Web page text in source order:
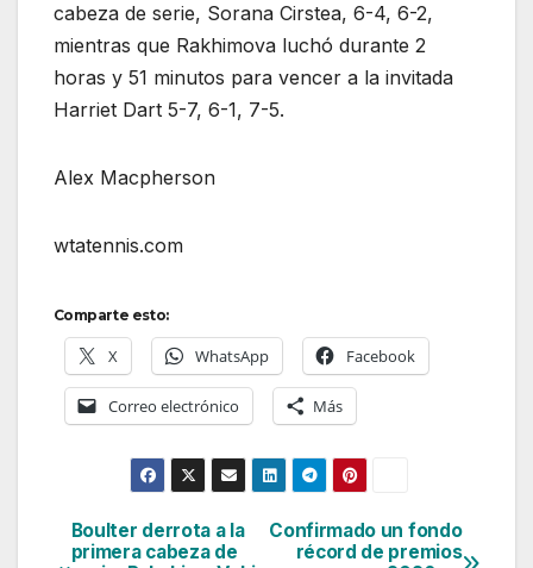
cabeza de serie, Sorana Cirstea, 6-4, 6-2,
mientras que Rakhimova luchó durante 2
horas y 51 minutos para vencer a la invitada
Harriet Dart 5-7, 6-1, 7-5.
Alex Macpherson
wtatennis.com
Comparte esto:
X WhatsApp Facebook
Correo electrónico Más
Navegación
Confirmado un fondo
récord de premios
Boulter derrota a la
primera cabeza de